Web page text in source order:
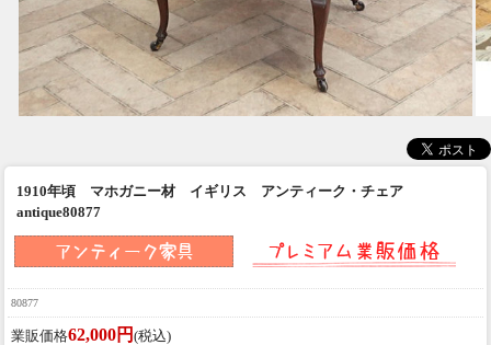
1910年頃 マホガニー材 イギリス アンティーク・チェア
antique80877
80877
業販価格62,000円 (税込)